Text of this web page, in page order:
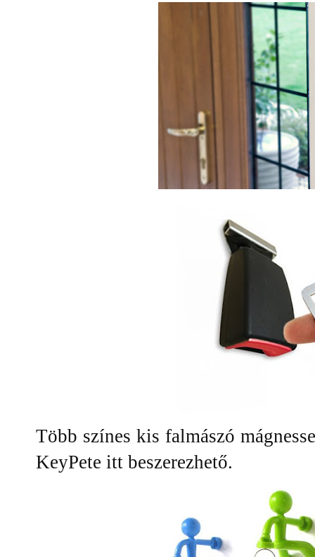
Több színes kis falmászó
KeyPete itt beszerezhető.